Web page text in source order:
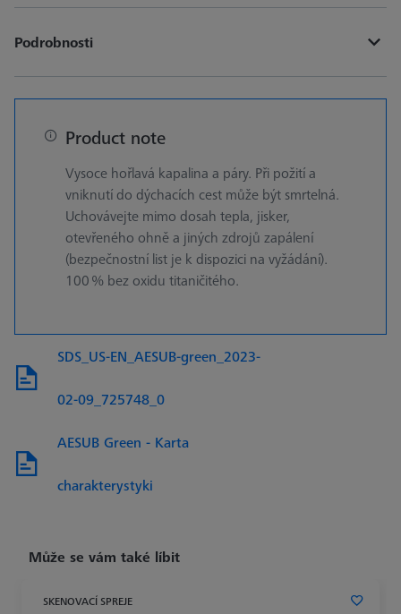
Podrobnosti
Product note
Vysoce hořlavá kapalina a páry. Při požití a
vniknutí do dýchacích cest může být smrtelná.
Uchovávejte mimo dosah tepla, jisker,
otevřeného ohně a jiných zdrojů zapálení
(bezpečnostní list je k dispozici na vyžádání).
100 % bez oxidu titaničitého.
SDS_US-EN_AESUB-green_2023-
02-09_725748_0
AESUB Green - Karta
charakterystyki
Může se vám také líbit
SKENOVACÍ SPREJE